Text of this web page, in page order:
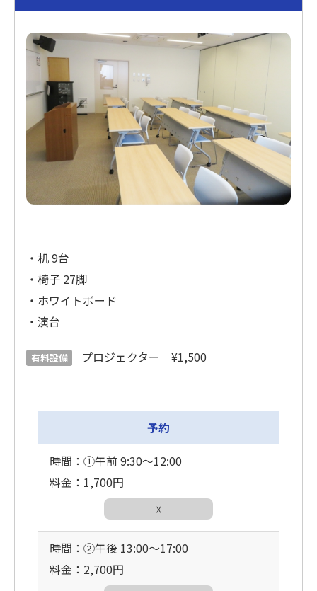
・机 9台
・椅子 27脚
・ホワイトボード
・演台
有料設備 プロジェクター ¥1,500
予約
時間：①午前 9:30〜12:00
料金：1,700円
☓
時間：②午後 13:00〜17:00
料金：2,700円